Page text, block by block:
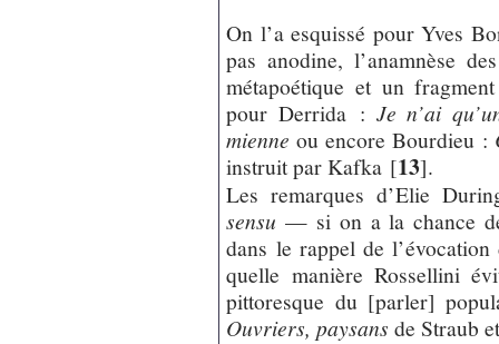
On l’a esquissé pour Yves
pas anodine, l’anamnèse
métapoétique et un
pour Derrida : Je n’ai
mienne ou encore Bourdieu :
instruit par Kafka [13].
Les remarques d’Elie
sensu — si on a la chance
dans le rappel de
quelle manière Rossellini
pittoresque du [parler]
Ouvriers, paysans de Straub